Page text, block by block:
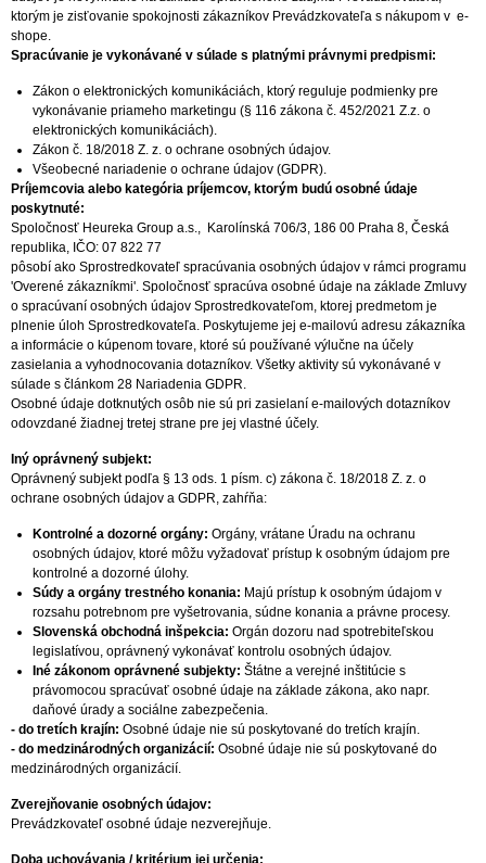
ktorým je zisťovanie spokojnosti zákazníkov Prevádzkovateľa s nákupom v e-
shope.
Spracúvanie je vykonávané v súlade s platnými právnymi predpismi:
Zákon o elektronických komunikáciách, ktorý reguluje podmienky pre
vykonávanie priameho marketingu (§ 116 zákona č. 452/2021 Z.z. o
elektronických komunikáciách).
Zákon č. 18/2018 Z. z. o ochrane osobných údajov.
Všeobecné nariadenie o ochrane údajov (GDPR).
Príjemcovia alebo kategória príjemcov, ktorým budú osobné údaje
poskytnuté:
Spoločnosť Heureka Group a.s., Karolínská 706/3, 186 00 Praha 8, Česká
republika, IČO: 07 822 77
pôsobí ako Sprostredkovateľ spracúvania osobných údajov v rámci programu
'Overené zákazníkmi'. Spoločnosť spracúva osobné údaje na základe Zmluvy
o spracúvaní osobných údajov Sprostredkovateľom, ktorej predmetom je
plnenie úloh Sprostredkovateľa. Poskytujeme jej e-mailovú adresu zákazníka
a informácie o kúpenom tovare, ktoré sú používané výlučne na účely
zasielania a vyhodnocovania dotazníkov. Všetky aktivity sú vykonávané v
súlade s článkom 28 Nariadenia GDPR.
Osobné údaje dotknutých osôb nie sú pri zasielaní e-mailových dotazníkov
odovzdané žiadnej tretej strane pre jej vlastné účely.
Iný oprávnený subjekt:
Oprávnený subjekt podľa § 13 ods. 1 písm. c) zákona č. 18/2018 Z. z. o
ochrane osobných údajov a GDPR, zahŕňa:
Kontrolné a dozorné orgány: Orgány, vrátane Úradu na ochranu
osobných údajov, ktoré môžu vyžadovať prístup k osobným údajom pre
kontrolné a dozorné úlohy.
Súdy a orgány trestného konania: Majú prístup k osobným údajom v
rozsahu potrebnom pre vyšetrovania, súdne konania a právne procesy.
Slovenská obchodná inšpekcia: Orgán dozoru nad spotrebiteľskou
legislatívou, oprávnený vykonávať kontrolu osobných údajov.
Iné zákonom oprávnené subjekty: Štátne a verejné inštitúcie s
právomocou spracúvať osobné údaje na základe zákona, ako napr.
daňové úrady a sociálne zabezpečenia.
- do tretích krajín: Osobné údaje nie sú poskytované do tretích krajín.
- do medzinárodných organizácií: Osobné údaje nie sú poskytované do
medzinárodných organizácií.
Zverejňovanie osobných údajov:
Prevádzkovateľ osobné údaje nezverejňuje.
Doba uchovávania / kritérium jej určenia: